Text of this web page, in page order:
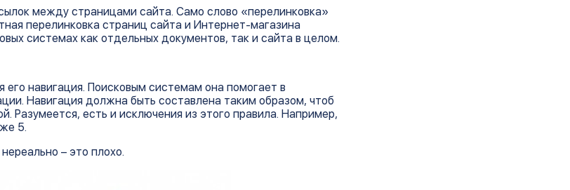
между страницами сайта. Само слово «перелинковка»
перелинковка страниц сайта и Интернет-магазина
системах как отдельных документов, так и сайта в целом.
навигация. Поисковым системам она помогает в
Навигация должна быть составлена таким образом, чтоб
Разумеется, есть и исключения из этого правила. Например,
5.
– это плохо.